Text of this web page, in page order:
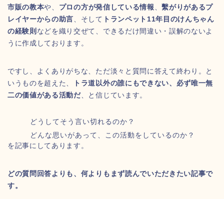
市販の教本や、 プロの方が発信している情報 、繫がりがあるプ
レイヤーからの助言 、そして トランペット11年目のけんちゃん
の経験則 などを織り交ぜて、できるだけ間違い・誤解のないよ
うに作成しております。
ですし、よくありがちな、ただ淡々と質問に答えて終わり。と
いうものを超えた、
トラ道以外の誰にもできない、必ず唯一無
二の価値がある活動だ、と信じています。
どうしてそう言い切れるのか？
どんな思いがあって、この活動をしているのか？
を記事にしてあります。
どの質問回答よりも、何よりもまず読んでいただきたい記事で
す。